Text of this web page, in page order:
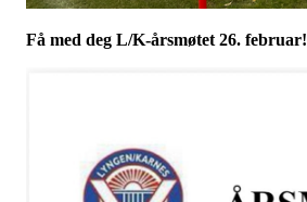
Få med deg L/K-årsmøtet 26. februar!